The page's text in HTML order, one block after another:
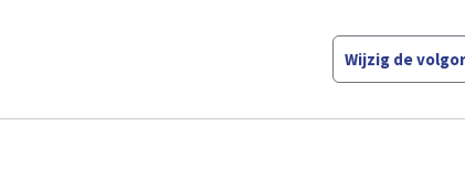
Wijzig de